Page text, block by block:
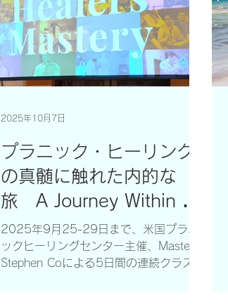
い学びでありながら、自分の身体を強く
し、自己治癒力を高め、家族や大切な人
を実際に癒すことができるリーズナブル
な方法だとしたら、素晴らしいと思いま
せんか。 さあ、はじめましょう。 レベ
して使うことができます。 レベルⅡ
は、 色のプラーナを用いる専門技術 で
す。非常にパワフルなヒーリング技術で
あり、医師や看護師などの医療専門家は
もちろん、セラピストや施術のお仕事を
されている方にも、プロフェッショナル
な技術として活用していただくことがで
きます。...
プラニック・ヒーリング
の真髄に触れた内的な
旅 A Journey Within —
Discovering the
Essence of Pranic
Healing
2025年9月25-29日まで、米国プラニ
ックヒーリングセンター主催、Master
Stephen Coによる5日間の連続クラスが
2025年10月7日